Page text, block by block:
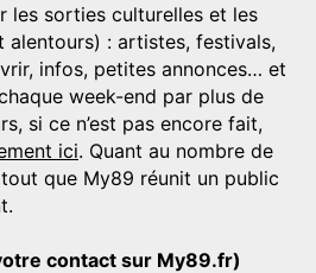
les sorties culturelles et les
alentours) : artistes, festivals,
infos, petites annonces… et
week-end par plus de
si ce n’est pas encore fait,
ici. Quant au nombre de
que My89 réunit un public
contact sur My89.fr)